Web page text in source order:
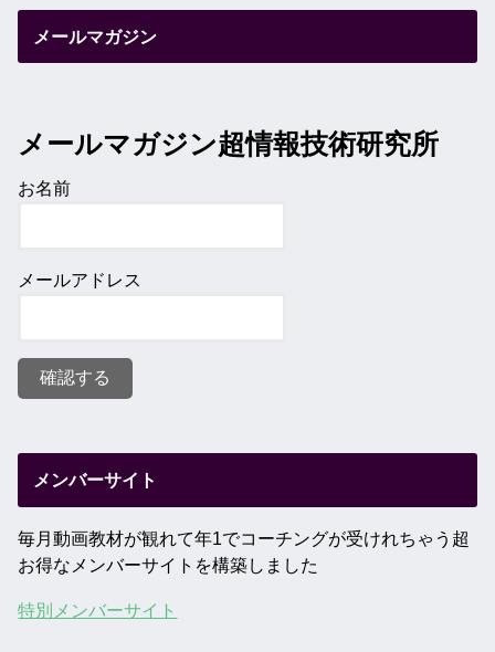
メールマガジン
メールマガジン超情報技術研究所
お名前
メールアドレス
メンバーサイト
毎月動画教材が観れて年1でコーチングが受けれちゃう超
お得なメンバーサイトを構築しました
特別メンバーサイト